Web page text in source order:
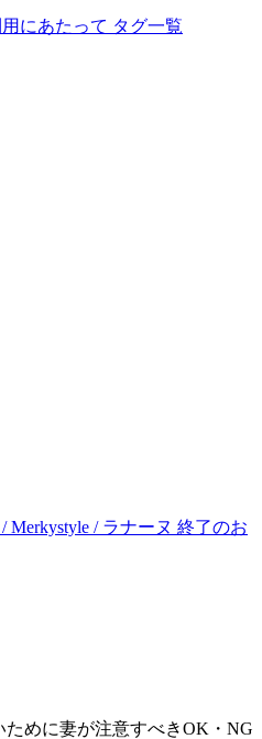
にあたって タグ一覧
Merkystyle / ラナーヌ 終了のお
めに妻が注意すべきOK・NG